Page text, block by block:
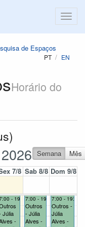
de Espaços
PT EN
Horário do
Semana
Mês
7/8 Sab 8/8 Dom 9/8
- 19:00
Júlia
-
7:00 - 19:00
Outros
- Júlia
Alves -
7:00 - 19:00
Outros -
Júlia
Alves -